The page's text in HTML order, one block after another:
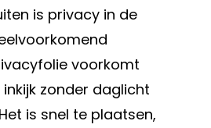
is privacy in de
voorkomt
zonder daglicht
is snel te plaatsen,